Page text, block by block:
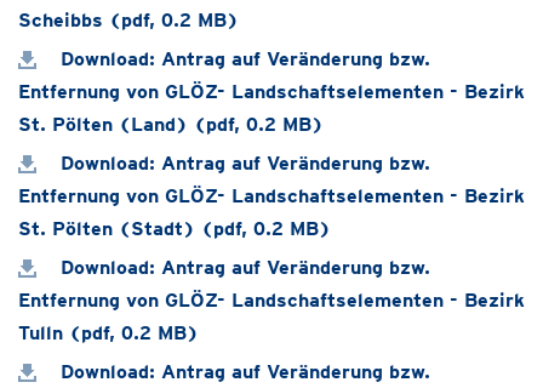
Scheibbs (pdf, 0.2 MB)
Download: Antrag auf Veränderung bzw.
Entfernung von GLÖZ- Landschaftselementen - Bezirk
St. Pölten (Land) (pdf, 0.2 MB)
Download: Antrag auf Veränderung bzw.
Entfernung von GLÖZ- Landschaftselementen - Bezirk
St. Pölten (Stadt) (pdf, 0.2 MB)
Download: Antrag auf Veränderung bzw.
Entfernung von GLÖZ- Landschaftselementen - Bezirk
Tulln (pdf, 0.2 MB)
Download: Antrag auf Veränderung bzw.